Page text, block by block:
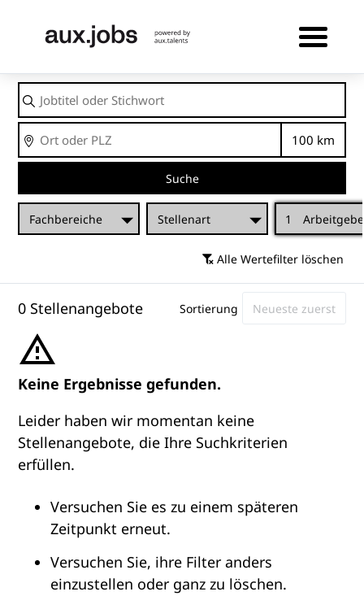
Jobtitel
oder
Stichwort
Ort
Suche
Fachbereiche Stellenart 1
Alle Wertefilter löschen
0 Stellenangebote Sortierung
Keine Ergebnisse gefunden.
Leider haben wir momentan keine
Stellenangebote, die Ihre Suchkriterien
erfüllen.
Versuchen Sie es zu einem späteren
Zeitpunkt erneut.
Versuchen Sie, ihre Filter anders
einzustellen oder ganz zu löschen.